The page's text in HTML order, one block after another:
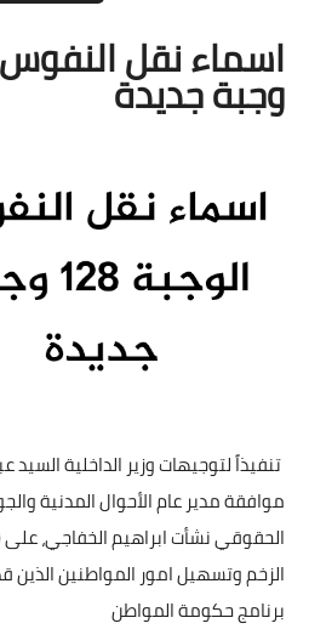
وجبة جديدة
تنفيذاً لتوجيهات وزير الداخلية
موافقة مدير عام الأحوال المدنية
الحقوقي نشأت ابراهيم الخفاجي،
الزخم وتسهيل امور المواطنين
برنامج حكومة المواطن